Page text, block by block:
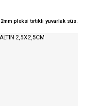
2mm pleksi tırtıklı yuvarlak süs